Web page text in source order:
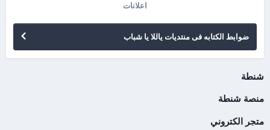
اعلانات
ضوابط الكتابه فى منتديات ياللا يا شباب
شنطة
منصة شنطة
متجر الكتروني